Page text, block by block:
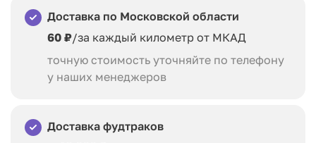
Доставка по Московской области
60 ₽/за каждый километр от МКАД
точную стоимость уточняйте по телефону
у наших менеджеров
Доставка фудтраков